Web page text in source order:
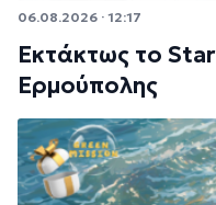
06.08.2026 · 12:17
Εκτάκτως το
Ερμούπολης